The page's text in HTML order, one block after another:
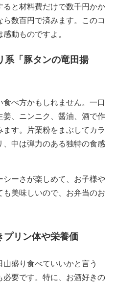
と材料費だけで数千円かか
数百円で済みます。このコ
動ものですよ。
系「豚タンの竜田揚
食べ方かもしれません。一口
姜、ニンニク、醤油、酒で作
す。片栗粉をまぶしてカラ
、中は弾力のある独特の食感
ーさが楽しめて、お子様や
美味しいので、お弁当のお
プリン体や栄養価
盛り食べていいかと言う
必要です。特に、お酒好きの